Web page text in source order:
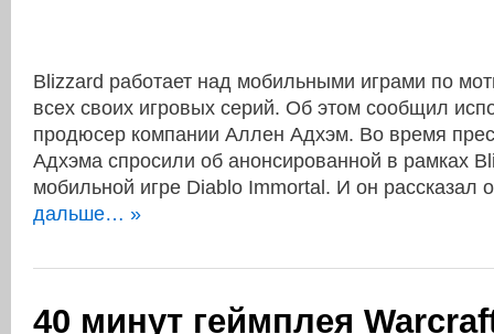
Blizzard работает над мобильными играми по
всех своих игровых серий. Об этом сообщил
продюсер компании Аллен Адхэм. Во время
Адхэма спросили об анонсированной в рамках
мобильной игре Diablo Immortal. И он
дальше… »
40 минут геймплея